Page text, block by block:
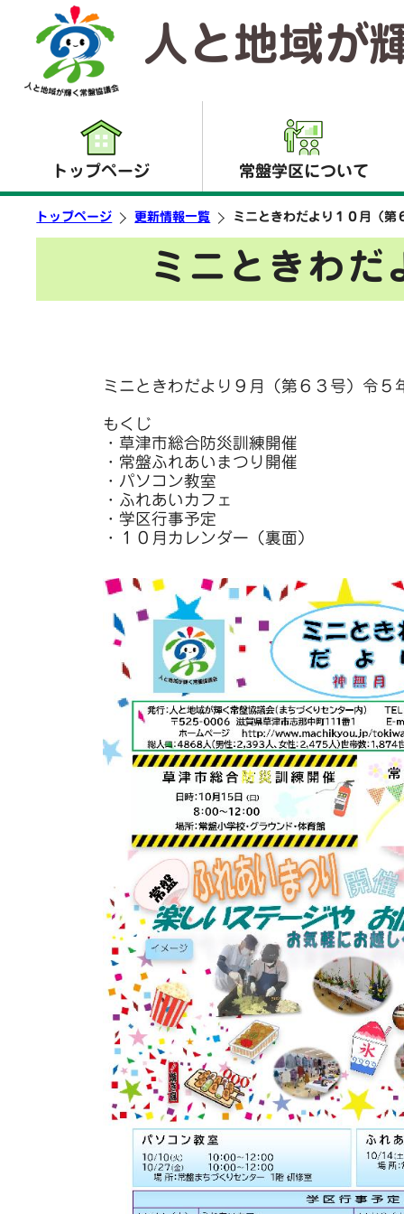
人と地域が
トップページ 常盤学区について
トップページ 更新情報一覧 ミニときわだより１０月（第
ミニときわだ
ミニときわだより９月（第６３号）令５
もくじ
・草津市総合防災訓練開催
・常盤ふれあいまつり開催
・パソコン教室
・ふれあいカフェ
・学区行事予定
・１０月カレンダー（裏面）